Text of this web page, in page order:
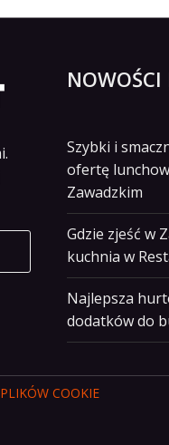
Szybki i
ofertę
Zawadzkim
Gdzie zjeść w
kuchnia w
Najlepsza
dodatków do
COOKIE